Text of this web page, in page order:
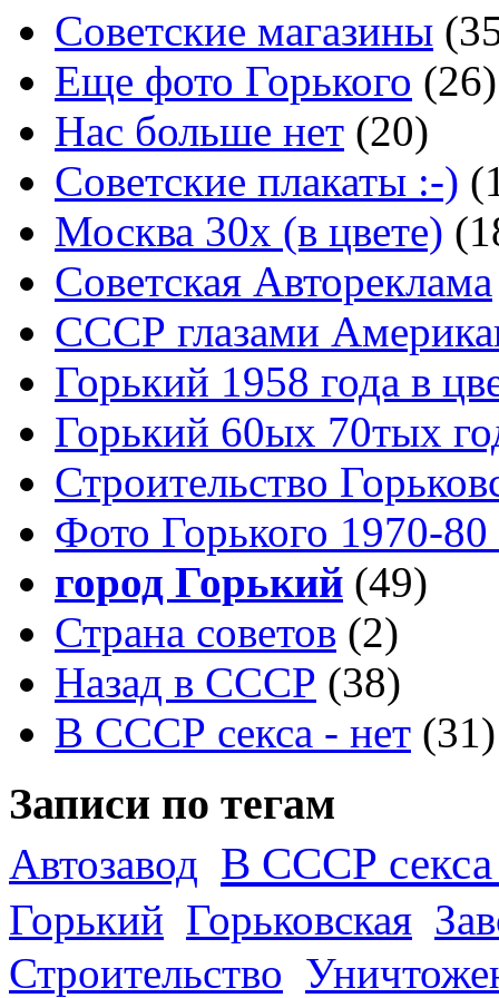
Советские магазины
Еще фото Горького (26)
Нас больше нет (20)
Советские плакаты :-)
Москва 30x (в цвете)
Советская Автореклама
СССР глазами
Горький 1958 года в
Горький 60ых 70тых
Строительство
Фото Горького 1970-80
город Горький (49)
Страна советов (2)
Назад в СССР (38)
В СССР секса - нет (31)
Записи по тегам
Автозавод В СССР секса
Горький Горьковская
Строительство